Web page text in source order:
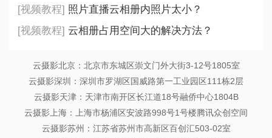
[视频教程] 照片直播云相册内照片太小？
[视频教程] 云相册占用空间大的解决方法？
云摄影北京：北京市东城区崇文门外大街3-12号1805室
云摄影深圳：深圳市罗湖区国威路第一工业园区111栋2层
云摄影天津：天津市南开区长江道18号融侨中心1804B
云摄影上海：上海市杨浦区安波路998号1号楼腾讯众创空间
云摄影苏州：江苏省苏州市高新区百创汇503-02室